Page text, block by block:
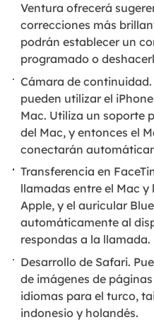
Ventura ofrecerá
correcciones más
podrán establecer un
programado o
Cámara de
pueden utilizar el
Mac. Utiliza un soporte
del Mac, y entonces el
conectarán
Transferencia en
llamadas entre el Mac
Apple, y el auricular
automáticamente al
respondas a la llamada.
Desarrollo de Safari.
de imágenes de
idiomas para el turco,
indonesio y holandés.